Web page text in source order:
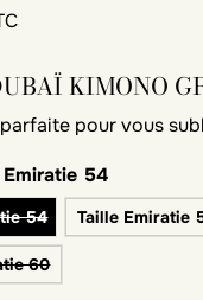
KIMONO
pour vous
Emiratie 54
54 Taille Emiratie
60